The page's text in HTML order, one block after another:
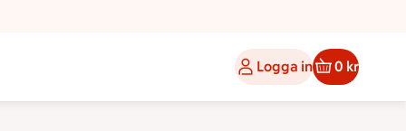
Logga in 0 kr